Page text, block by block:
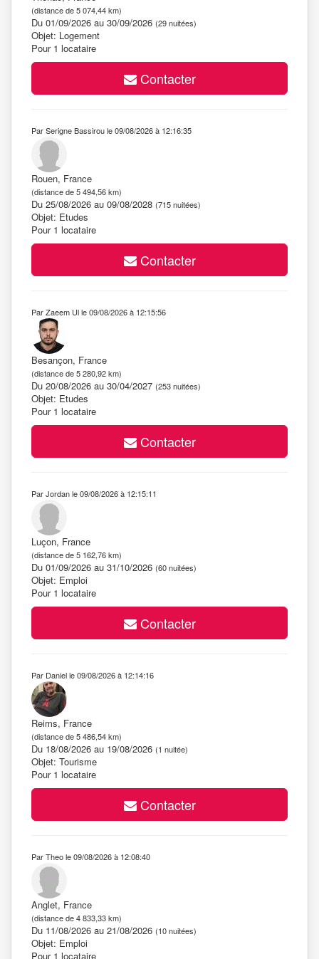
(distance de 5 074,44 km)
Du 01/09/2026 au 30/09/2026 (29 nuitées)
Objet: Logement
Pour 1 locataire
Contacter
Par Serigne Bassirou le 09/08/2026 à 12:16:35
Rouen, France
(distance de 5 494,56 km)
Du 25/08/2026 au 09/08/2028 (715 nuitées)
Objet: Etudes
Pour 1 locataire
Contacter
Par Zaeem Ul le 09/08/2026 à 12:15:56
Besançon, France
(distance de 5 280,92 km)
Du 20/08/2026 au 30/04/2027 (253 nuitées)
Objet: Etudes
Pour 1 locataire
Contacter
Par Jordan le 09/08/2026 à 12:15:11
Luçon, France
(distance de 5 162,76 km)
Du 01/09/2026 au 31/10/2026 (60 nuitées)
Objet: Emploi
Pour 1 locataire
Contacter
Par Daniel le 09/08/2026 à 12:14:16
Reims, France
(distance de 5 486,54 km)
Du 18/08/2026 au 19/08/2026 (1 nuitée)
Objet: Tourisme
Pour 1 locataire
Contacter
Par Theo le 09/08/2026 à 12:08:40
Anglet, France
(distance de 4 833,33 km)
Du 11/08/2026 au 21/08/2026 (10 nuitées)
Objet: Emploi
Pour 1 locataire